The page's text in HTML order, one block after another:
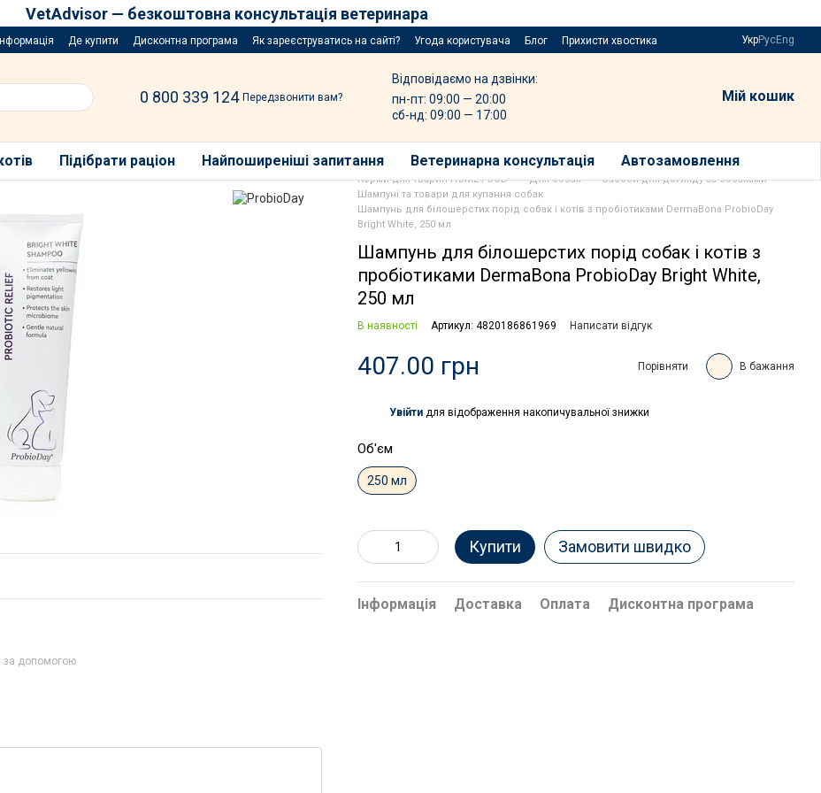
VetAdvisor — безкоштовна консультація ветеринара
Де купити Дисконтна програма Як зареєструватись на сайті? Угода користувача Блог
Прихисти хвостика
УкрРусEng
0 800 339 124 Передзвонити вам?
Відповідаємо на дзвінки:
пн-пт: 09:00 — 20:00
сб-нд: 09:00 — 17:00
Мій кошик
Підібрати раціон Найпоширеніші запитання Ветеринарна консультація Автозамовлення
за допомогою
Корми для тварин HOME FOOD Для собак
Засоби для догляду за собаками
Шампуні та товари для купання собак
Шампунь для білошерстих порід собак і котів з пробіотиками DermaBona ProbioDay
Bright White, 250 мл
Шампунь для білошерстих порід собак і котів з
пробіотиками DermaBona ProbioDay Bright White,
250 мл
В наявності Артикул: 4820186861969 Написати відгук
407.00 грн Порівняти В бажання
Увійти для відображення накопичувальної знижки
Об'єм
250 мл
Купити Замовити швидко
Інформація Доставка Оплата Дисконтна програма